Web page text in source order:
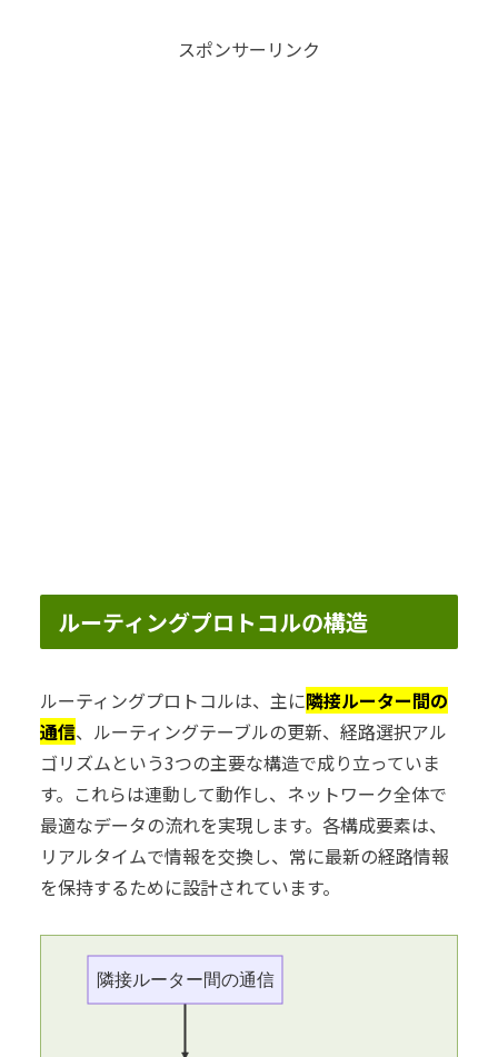
スポンサーリンク
ルーティングプロトコルの構造
ルーティングプロトコルは、主に隣接ルーター間の
通信、ルーティングテーブルの更新、経路選択アル
ゴリズムという3つの主要な構造で成り立っていま
す。これらは連動して動作し、ネットワーク全体で
最適なデータの流れを実現します。各構成要素は、
リアルタイムで情報を交換し、常に最新の経路情報
を保持するために設計されています。
隣接ルーター間の通信